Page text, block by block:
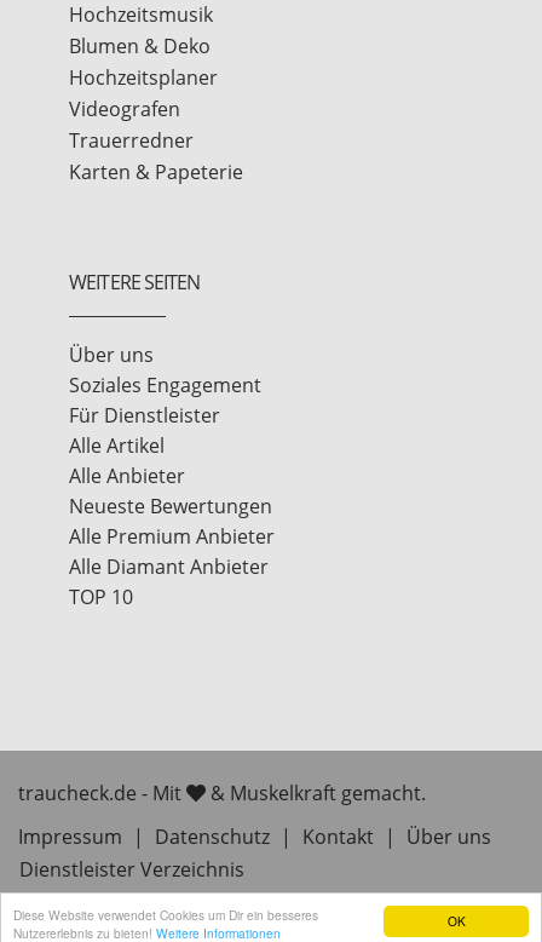
OK
Diese Website verwendet Cookies um Dir ein besseres
Nutzererlebnis zu bieten! Weitere Informationen
Hochzeitsmusik
Blumen & Deko
Hochzeitsplaner
Videografen
Trauerredner
Karten & Papeterie
WEITERE SEITEN
Über uns
Soziales Engagement
Für Dienstleister
Alle Artikel
Alle Anbieter
Neueste Bewertungen
Alle Premium Anbieter
Alle Diamant Anbieter
TOP 10
traucheck.de - Mit
& Muskelkraft gemacht.
Impressum
| Datenschutz | Kontakt |
Über uns
Dienstleister Verzeichnis